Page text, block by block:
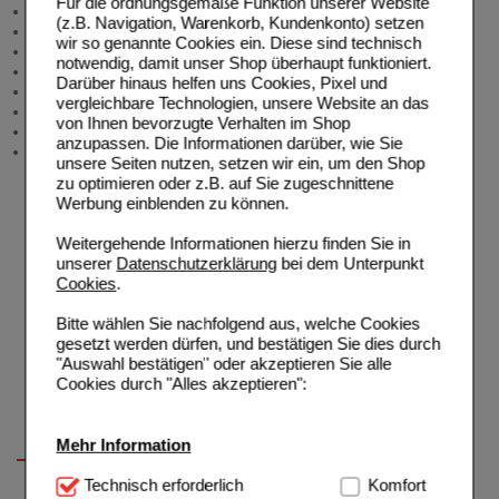
(z.B. Navigation, Warenkorb, Kundenkonto) setzen
wir so genannte Cookies ein. Diese sind technisch
notwendig, damit unser Shop überhaupt funktioniert.
Darüber hinaus helfen uns Cookies, Pixel und
vergleichbare Technologien, unsere Website an das
von Ihnen bevorzugte Verhalten im Shop
anzupassen. Die Informationen darüber, wie Sie
unsere Seiten nutzen, setzen wir ein, um den Shop
zu optimieren oder z.B. auf Sie zugeschnittene
Werbung einblenden zu können.
Weitergehende Informationen hierzu finden Sie in
unserer Datenschutzerklärungbei dem Unterpunkt
Cookies.
Bitte wählen Sie nachfolgend aus, welche Cookies
gesetzt werden dürfen, und bestätigen Sie dies durch
"Auswahl bestätigen" oder akzeptieren Sie alle
Cookies durch "Alles akzeptieren":
Mehr Information
Technisch Notwendig:Hierbei handelt es sich um
Technisch erforderlich Komfort
Allgemeine Information
Produktberatung
Meldung Arzneimittelrisiken
Zuzahlungsfreie Arzneien
Angebote & Downloads
Newsletter
Neukundenprämie
Stellenangebote